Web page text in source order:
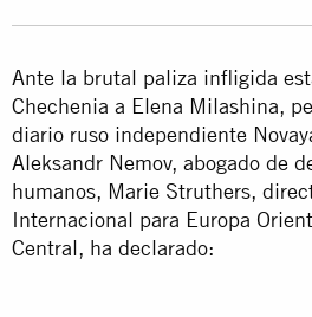
Ante la brutal paliza infligida
Chechenia a Elena Milashina,
diario ruso independiente
Aleksandr Nemov, abogado de
humanos, Marie Struthers,
Internacional para Europa
Central, ha declarado: